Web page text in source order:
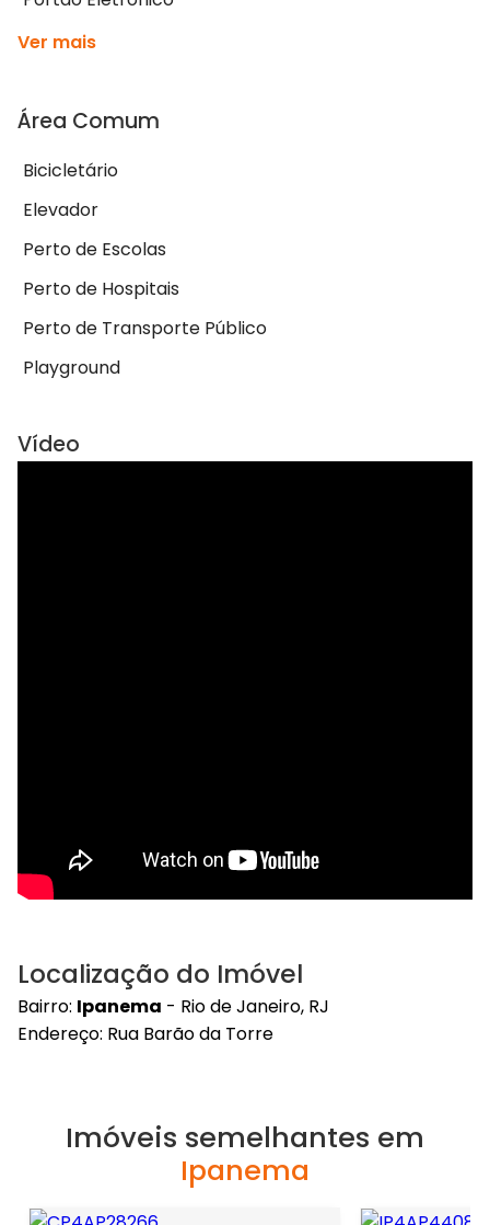
Ver mais
Área Comum
Bicicletário
Elevador
Perto de Escolas
Perto de Hospitais
Perto de Transporte Público
Playground
Vídeo
Localização do Imóvel
Bairro: Ipanema - Rio de Janeiro, RJ
Endereço: Rua Barão da Torre
Imóveis semelhantes em
Ipanema